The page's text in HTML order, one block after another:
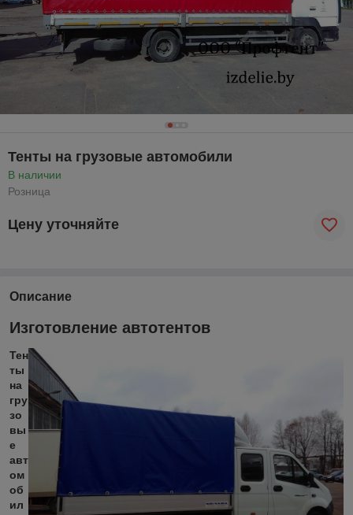
Тенты на грузовые автомобили
В наличии
Розница
Цену уточняйте
Описание
Изготовление автотентов
Тен
ты
на
гру
зо
вы
е
авт
ом
об
ил